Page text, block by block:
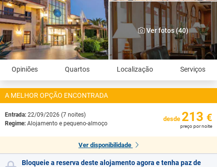
Ver fotos (40)
Opiniões Quartos Localização Serviços
A MELHOR OPÇÃO ENCONTRADA
Entrada: 22/09/2026 (7 noites)
Regime: Alojamento e pequeno-almoço
desde 213 €
preço por noite
Ver disponibilidade
Bloqueie a reserva deste alojamento agora e tenha paz de